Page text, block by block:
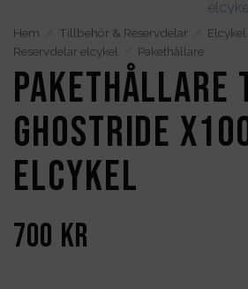
Hem Tillbehör & Reservdelar
Reservdelar elcykel
Pakethållare
Ghostride
elcykel
700 kr